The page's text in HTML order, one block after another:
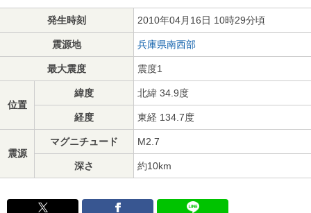
発生時刻 2010年04月16日 10時29分頃
震源地 兵庫県南西部
最大震度 震度1
位置
緯度 北緯 34.9度
経度 東経 134.7度
震源
マグニチュード M2.7
深さ 約10km